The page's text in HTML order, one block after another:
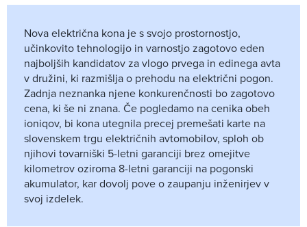
Nova električna kona je s svojo prostornostjo,
učinkovito tehnologijo in varnostjo zagotovo eden
najboljših kandidatov za vlogo prvega in edinega avta
v družini, ki razmišlja o prehodu na električni pogon.
Zadnja neznanka njene konkurenčnosti bo zagotovo
cena, ki še ni znana. Če pogledamo na cenika obeh
ioniqov, bi kona utegnila precej premešati karte na
slovenskem trgu električnih avtomobilov, sploh ob
njihovi tovarniški 5-letni garanciji brez omejitve
kilometrov oziroma 8-letni garanciji na pogonski
akumulator, kar dovolj pove o zaupanju inženirjev v
svoj izdelek.